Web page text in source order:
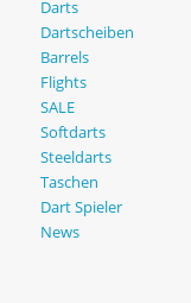
Darts
Dartscheiben
Barrels
Flights
SALE
Softdarts
Steeldarts
Taschen
Dart Spieler
News